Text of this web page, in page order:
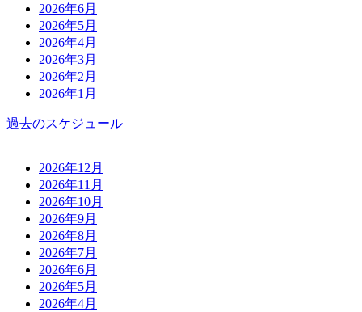
2026年6月
2026年5月
2026年4月
2026年3月
2026年2月
2026年1月
過去のスケジュール
2026年12月
2026年11月
2026年10月
2026年9月
2026年8月
2026年7月
2026年6月
2026年5月
2026年4月